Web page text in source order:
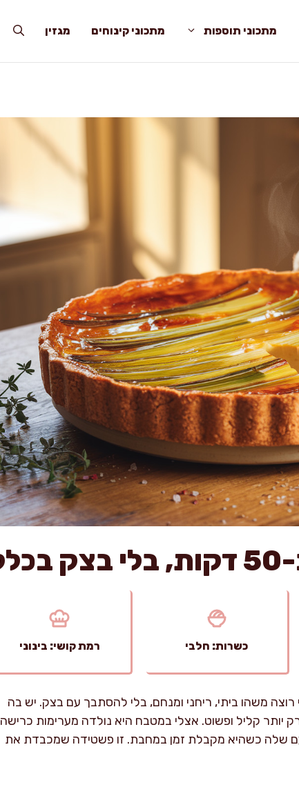
מתכוני תוספות מתכוני קינוחים מגזין
כשרות: חלבי רמת קושי: בינוני
משהו ביתי, ריחני ומנחם, בלי להסתבך עם בצק. יש בה
יותר קליל ופשוט. אצלי במטבח היא נולדה מערימות כרישה
שלה כשהיא מקבלת זמן במחבת. זו פשטידה שמכבדת את